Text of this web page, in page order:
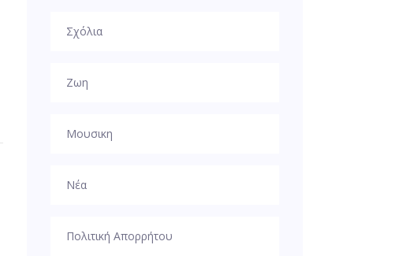
Σχόλια
Ζωη
Μουσικη
Νέα
Πολιτική Απορρήτου